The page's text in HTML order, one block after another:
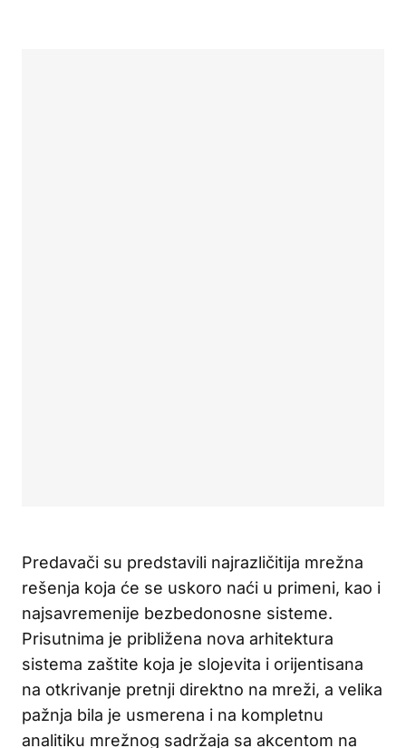
Predavači su predstavili najrazličitija mrežna
rešenja koja će se uskoro naći u primeni, kao i
najsavremenije bezbedonosne sisteme.
Prisutnima je približena nova arhitektura
sistema zaštite koja je slojevita i orijentisana
na otkrivanje pretnji direktno na mreži, a velika
pažnja bila je usmerena i na kompletnu
analitiku mrežnog sadržaja sa akcentom na